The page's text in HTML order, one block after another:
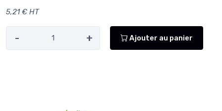
5,21 € HT
- + Ajouter au panier